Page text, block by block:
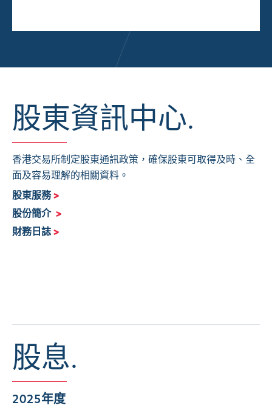
股東資訊中心.
香港交易所制定股東通訊政策，確保股東可取得及時、全
面及容易理解的相關資料。
股東服務>
股份簡介 >
財務日誌 >
股息.
2025年度